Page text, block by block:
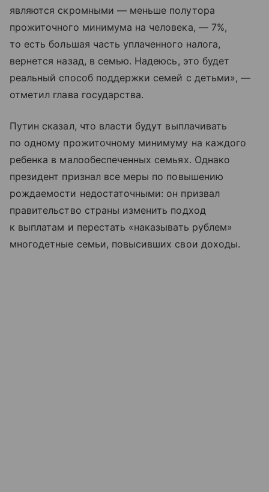
являются скромными — меньше полутора
прожиточного минимума на человека, — 7%,
то есть большая часть уплаченного налога,
вернется назад, в семью. Надеюсь, это будет
реальный способ поддержки семей с детьми», —
отметил глава государства.
Путин сказал, что власти будут выплачивать
по одному прожиточному минимуму на каждого
ребенка в малообеспеченных семьях. Однако
президент признал все меры по повышению
рождаемости недостаточными: он призвал
правительство страны изменить подход
к выплатам и перестать «наказывать рублем»
многодетные семьи, повысивших свои доходы.